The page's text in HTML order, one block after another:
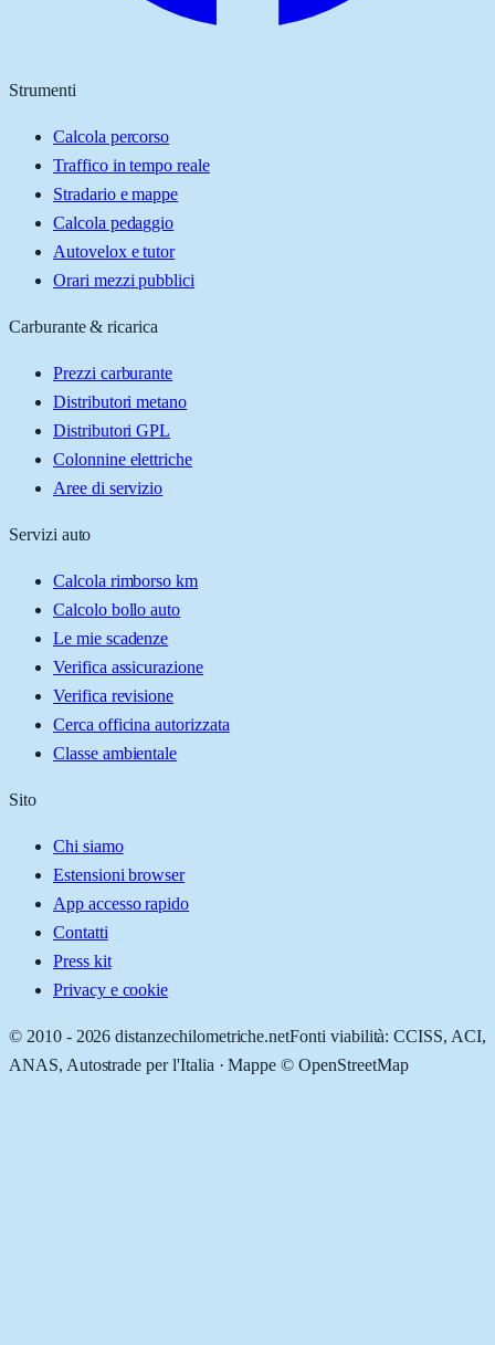
Strumenti
Calcola percorso
Traffico in tempo reale
Stradario e mappe
Calcola pedaggio
Autovelox e tutor
Orari mezzi pubblici
Carburante & ricarica
Prezzi carburante
Distributori metano
Distributori GPL
Colonnine elettriche
Aree di servizio
Servizi auto
Calcola rimborso km
Calcolo bollo auto
Le mie scadenze
Verifica assicurazione
Verifica revisione
Cerca officina autorizzata
Classe ambientale
Sito
Chi siamo
Estensioni browser
App accesso rapido
Contatti
Press kit
Privacy e cookie
© 2010 - 2026 distanzechilometriche.netFonti viabilità: CCISS, ACI,
ANAS, Autostrade per l'Italia · Mappe © OpenStreetMap